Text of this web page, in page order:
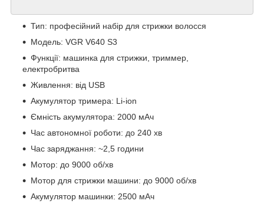
Тип: професійний набір для стрижки волосся
Модель: VGR V640 S3
Функції: машинка для стрижки, триммер,
електробритва
Живлення: від USB
Акумулятор тримера: Li-ion
Ємність акумулятора: 2000 мАч
Час автономної роботи: до 240 хв
Час заряджання: ~2,5 години
Мотор: до 9000 об/хв
Мотор для стрижки машини: до 9000 об/хв
Акумулятор машинки: 2500 мАч